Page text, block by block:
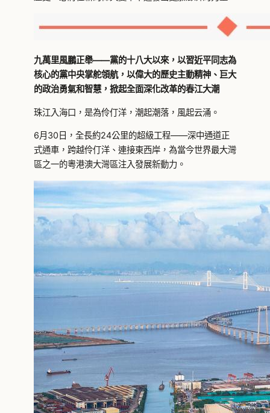
九萬里風鵬正舉——黨的十八大以來，以習近平同志為
核心的黨中央掌舵領航，以偉大的歷史主動精神、巨大
的政治勇氣和智慧，掀起全面深化改革的春江大潮
珠江入海口，是為伶仃洋，潮起潮落，風起云涌。
6月30日，全長約24公里的超級工程——深中通道正
式通車，跨越伶仃洋、連接東西岸，為當今世界最大灣
區之一的粵港澳大灣區注入發展新動力。